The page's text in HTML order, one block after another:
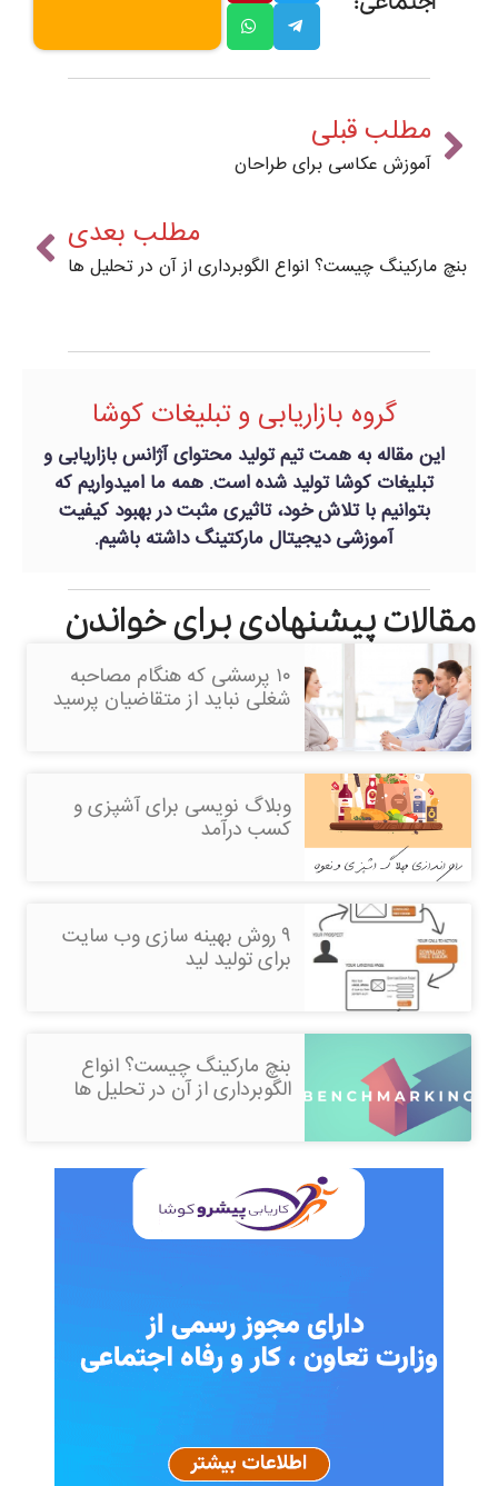
مطلب قبلی
آموزش عکاسی برای طراحان
مطلب بعدی
بنچ مارکینگ چیست؟ انواع الگوبرداری از آن در تحلیل ها
گروه بازاریابی و تبلیغات کوشا
این مقاله به همت تیم تولید محتوای آژانس بازاریابی و
تبلیغات کوشا تولید شده است. همه ما امیدواریم که
بتوانیم با تلاش خود، تاثیری مثبت در بهبود کیفیت
آموزشی دیجیتال مارکتینگ داشته باشیم.
مقالات پیشنهادی برای خواندن
۱۰ پرسشی که هنگام مصاحبه
شغلی نباید از متقاضیان پرسید
وبلاگ نویسی برای آشپزی و
کسب درآمد
۹ روش بهینه سازی وب سایت
برای تولید لید
بنچ مارکینگ چیست؟ انواع
الگوبرداری از آن در تحلیل ها